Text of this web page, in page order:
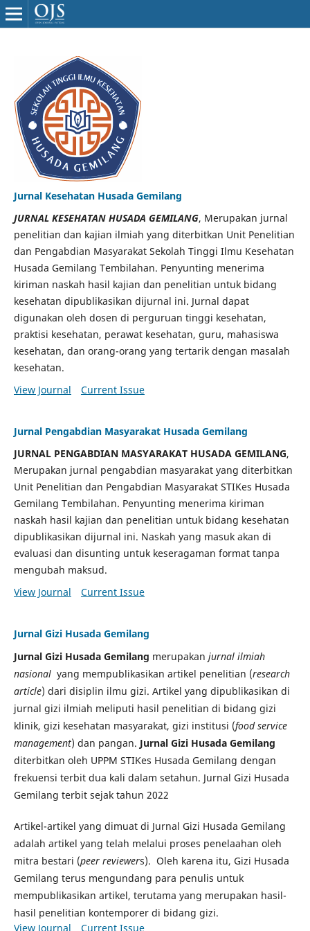
Jurnal Kesehatan Husada Gemilang
JURNAL KESEHATAN HUSADA GEMILANG, Merupakan jurnal
penelitian dan kajian ilmiah yang diterbitkan Unit Penelitian
dan Pengabdian Masyarakat Sekolah Tinggi Ilmu Kesehatan
Husada Gemilang Tembilahan. Penyunting menerima
kiriman naskah hasil kajian dan penelitian untuk bidang
kesehatan dipublikasikan dijurnal ini. Jurnal dapat
digunakan oleh dosen di perguruan tinggi kesehatan,
praktisi kesehatan, perawat kesehatan, guru, mahasiswa
kesehatan, dan orang-orang yang tertarik dengan masalah
kesehatan.
View Journal
Current Issue
Jurnal Pengabdian Masyarakat Husada Gemilang
JURNAL PENGABDIAN MASYARAKAT HUSADA GEMILANG,
Merupakan jurnal pengabdian masyarakat yang diterbitkan
Unit Penelitian dan Pengabdian Masyarakat STIKes Husada
Gemilang Tembilahan. Penyunting menerima kiriman
naskah hasil kajian dan penelitian untuk bidang kesehatan
dipublikasikan dijurnal ini. Naskah yang masuk akan di
evaluasi dan disunting untuk keseragaman format tanpa
mengubah maksud.
View Journal
Current Issue
Jurnal Gizi Husada Gemilang
Jurnal Gizi Husada Gemilang merupakan jurnal ilmiah
nasionalyang mempublikasikan artikel penelitian (research
article) dari disiplin ilmu gizi. Artikel yang dipublikasikan di
jurnal gizi ilmiah meliputi hasil penelitian di bidang gizi
klinik, gizi kesehatan masyarakat, gizi institusi (food service
management) dan pangan. Jurnal Gizi Husada Gemilang
diterbitkan oleh UPPM STIKes Husada Gemilang dengan
frekuensi terbit dua kali dalam setahun. Jurnal Gizi Husada
Gemilang terbit sejak tahun 2022
Artikel-artikel yang dimuat di Jurnal Gizi Husada Gemilang
adalah artikel yang telah melalui proses penelaahan oleh
mitra bestari (peer reviewers). Oleh karena itu, Gizi Husada
Gemilang terus mengundang para penulis untuk
mempublikasikan artikel, terutama yang merupakan hasil-
hasil penelitian kontemporer di bidang gizi.
View Journal
Current Issue